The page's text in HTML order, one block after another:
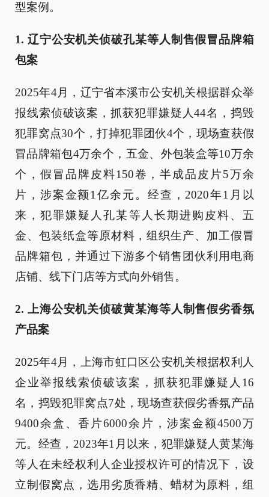
型案例。
1. 辽宁公安机关侦破孔某等人制售假冒品牌箱
包案
2025年4月，辽宁省本溪市公安机关根据群众举
报线索侦破该案，抓获犯罪嫌疑人44名，捣毁
犯罪窝点30个，打掉犯罪团伙4个，现场查获假
冒品牌箱包4万余个，五金、外包装盒等10万余
个，假冒品牌皮料150卷，半成品皮片5万余
片，涉案金额1亿余元。经查，2020年1月以
来，犯罪嫌疑人孔某等人长期进购皮料、五
金、包装纸盒等原材料，组织生产、加工假冒
品牌箱包，并通过下游多个销售团伙利用电商
店铺、线下门店等方式向外销售。
2. 上海公安机关侦破黄某海等人制售假劣香氛
产品案
2025年4月，上海市虹口区公安机关根据权利人
企业举报线索侦破该案，抓获犯罪嫌疑人16
名，捣毁犯罪窝点7处，现场查获假劣香氛产品
9400余盒、香片6000余片，涉案金额4500万
元。经查，2023年1月以来，犯罪嫌疑人黄某海
等人在未经权利人企业授权许可的情况下，设
立制假窝点，选用劣质香精、蜡材为原料，组